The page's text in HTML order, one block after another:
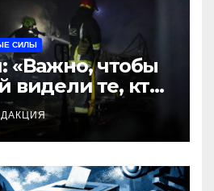
СИЛЫ
«Важно, чтобы
видели те, кто
решения»